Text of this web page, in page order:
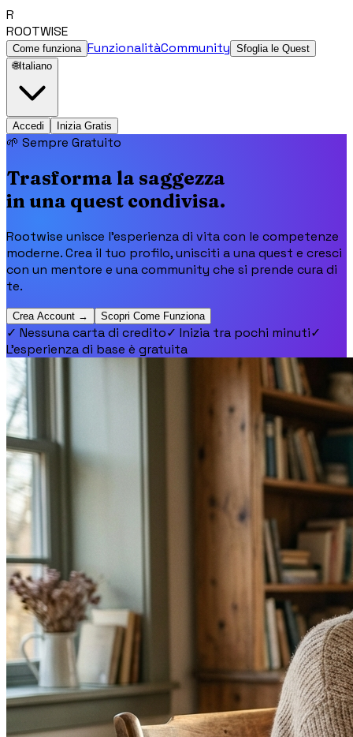
R
ROOTWISE
Come funziona FunzionalitàCommunity Sfoglia le Quest
🌐Italiano
Accedi Inizia Gratis
🌱 Sempre Gratuito
Trasforma la saggezza
in una quest condivisa.
Rootwise unisce l'esperienza di vita con le competenze
moderne. Crea il tuo profilo, unisciti a una quest e cresci
con un mentore e una community che si prende cura di
te.
Crea Account → Scopri Come Funziona
✓ Nessuna carta di credito✓ Inizia tra pochi minuti✓
L'esperienza di base è gratuita